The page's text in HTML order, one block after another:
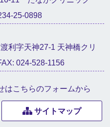
25-0898
利字天神27-1 天神橋クリ
024-528-1156
はこちらのフォームから
サイトマップ